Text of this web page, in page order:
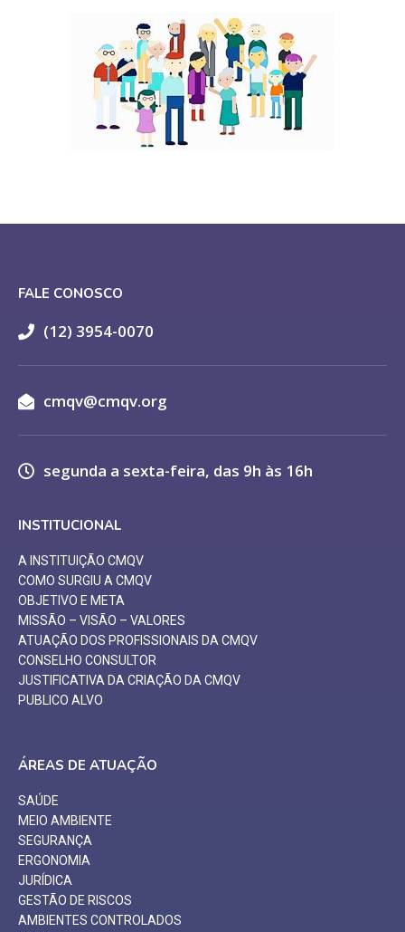
FALE CONOSCO
(12) 3954-0070
cmqv@cmqv.org
segunda a sexta-feira, das 9h às 16h
INSTITUCIONAL
A INSTITUIÇÃO CMQV
COMO SURGIU A CMQV
OBJETIVO E META
MISSÃO – VISÃO – VALORES
ATUAÇÃO DOS PROFISSIONAIS DA CMQV
CONSELHO CONSULTOR
JUSTIFICATIVA DA CRIAÇÃO DA CMQV
PUBLICO ALVO
ÁREAS DE ATUAÇÃO
SAÚDE
MEIO AMBIENTE
SEGURANÇA
ERGONOMIA
JURÍDICA
GESTÃO DE RISCOS
AMBIENTES CONTROLADOS